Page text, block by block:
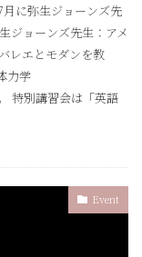
に弥生ジョーンズ先
ジョーンズ先生：アメ
レエとモダンを教
力学
特別講習会は「英語
Event